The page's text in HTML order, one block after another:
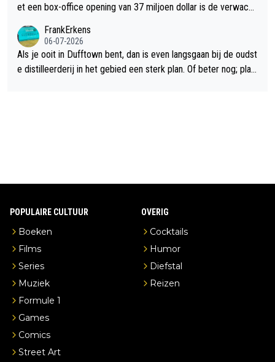
et een box-office opening van 37 miljoen dollar is de verwacht
FrankErkens
06-07-2026
Als je ooit in Dufftown bent, dan is even langsgaan bij de oudst
e distilleerderij in het gebied een sterk plan. Of beter nog; plan
POPULAIRE CULTUUR
Boeken
Films
Series
Muziek
Formule 1
Games
Comics
Street Art
OVERIG
Cocktails
Humor
Diefstal
Reizen